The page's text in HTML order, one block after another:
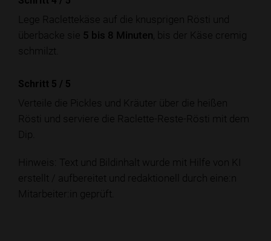
Lege Raclettekäse auf die knusprigen Rösti und
überbacke sie 5 bis 8 Minuten , bis der Käse cremig
schmilzt.
Schritt 5 / 5
Verteile die Pickles und Kräuter über die heißen
Rösti und serviere die Raclette-Reste-Rösti mit dem
Dip.
Hinweis: Text und Bildinhalt wurde mit Hilfe von KI
erstellt / aufbereitet und redaktionell durch eine:n
Mitarbeiter:in geprüft.